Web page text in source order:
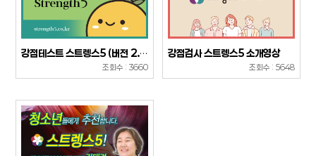
강점테스트 스트렝스5 (버전 2.0)
조회수 : 3660
강점검사 스트렝스5 소개영상
조회수 : 5648